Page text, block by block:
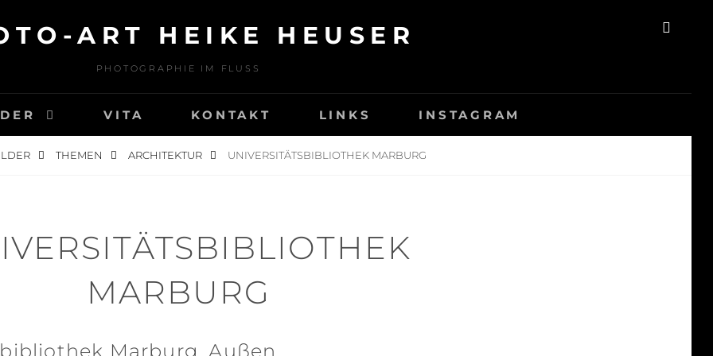
ART HEIKE HEUSER
PHOTOGRAPHIE IM FLUSS
VITA KONTAKT LINKS INSTAGRAM
THEMEN ARCHITEKTUR UNIVERSITÄTSBIBLIOTHEK MARBURG
MARBURG
Marburg, Außen